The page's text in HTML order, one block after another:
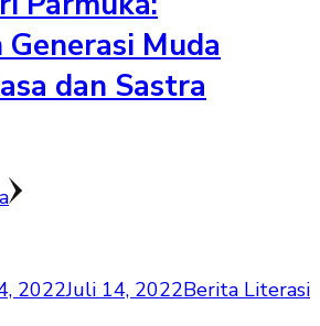
Muda
dan Sastra
2022Juli 14, 2022Berita Literasi